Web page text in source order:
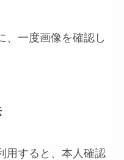
、一度画像を確認し
用すると、本人確認